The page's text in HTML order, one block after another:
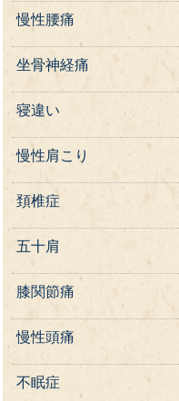
慢性腰痛
坐骨神経痛
寝違い
慢性肩こり
頚椎症
五十肩
膝関節痛
慢性頭痛
不眠症